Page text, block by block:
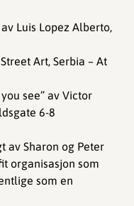
Luis Lopez Alberto,
Art, Serbia – At
see” av Victor
6-8
av Sharon og Peter
organisasjon som
som en